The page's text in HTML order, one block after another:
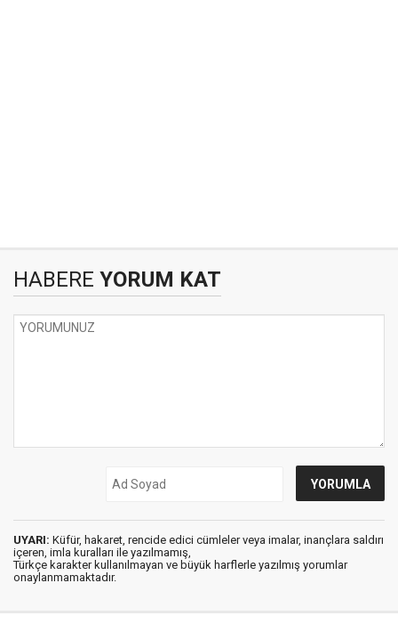
HABERE YORUM KAT
UYARI: Küfür, hakaret, rencide edici cümleler veya imalar, inançlara saldırı
içeren, imla kuralları ile yazılmamış,
Türkçe karakter kullanılmayan ve büyük harflerle yazılmış yorumlar
onaylanmamaktadır.